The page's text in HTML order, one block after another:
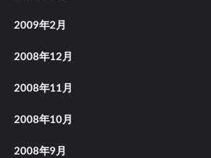
2009年2月
2008年12月
2008年11月
2008年10月
2008年9月